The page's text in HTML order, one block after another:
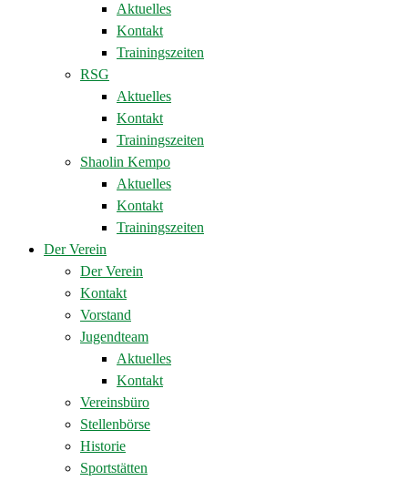
Aktuelles
Kontakt
Trainingszeiten
RSG
Aktuelles
Kontakt
Trainingszeiten
Shaolin Kempo
Aktuelles
Kontakt
Trainingszeiten
Der Verein
Der Verein
Kontakt
Vorstand
Jugendteam
Aktuelles
Kontakt
Vereinsbüro
Stellenbörse
Historie
Sportstätten